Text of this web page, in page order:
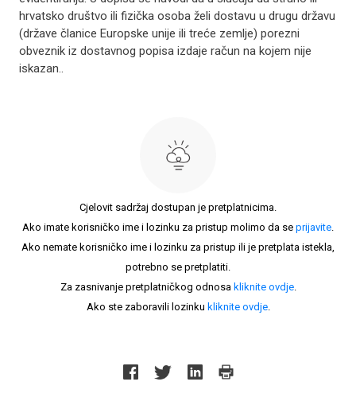
hrvatsko društvo ili fizička osoba želi dostavu u drugu državu
(države članice Europske unije ili treće zemlje) porezni
obveznik iz dostavnog popisa izdaje račun na kojem nije
iskazan..
Cjelovit sadržaj dostupan je pretplatnicima.
Ako imate korisničko ime i lozinku za pristup molimo da se prijavite.
Ako nemate korisničko ime i lozinku za pristup ili je pretplata istekla,
potrebno se pretplatiti.
Za zasnivanje pretplatničkog odnosa kliknite ovdje.
Ako ste zaboravili lozinku kliknite ovdje.